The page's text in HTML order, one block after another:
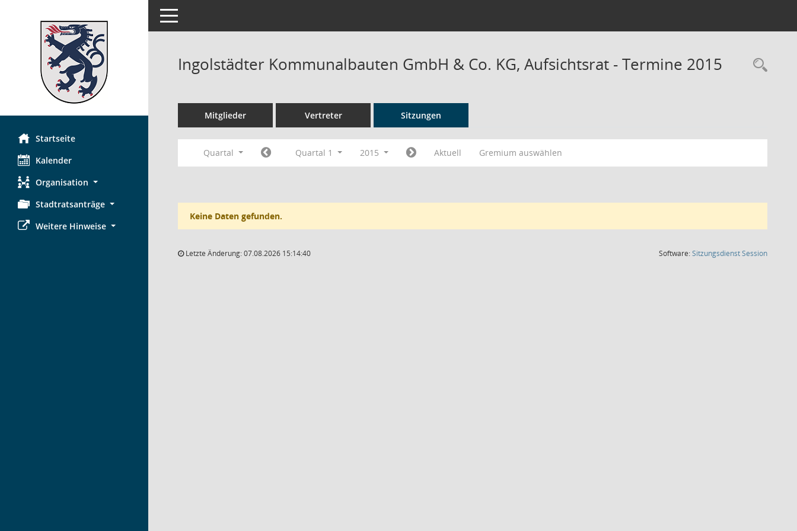
Startseite
Kalender
Organisation
Stadtratsanträge
Weitere Hinweise
Toggle navigation
Ingolstädter Kommunalbauten GmbH & Co. KG, Aufsichtsrat - Termine 2015
Mitglieder Vertreter Sitzungen
Quartal Quartal 1 2015 Aktuell Gremium auswählen
Keine Daten gefunden.
Letzte Änderung: 07.08.2026 15:14:40 Software:SitzungsdienstSession(Wird in